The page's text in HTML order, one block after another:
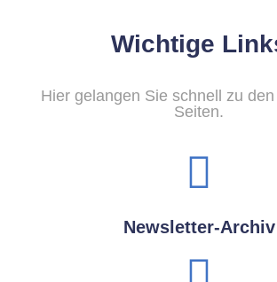
Wichtige
Hier gelangen Sie schnell zu
Seiten.
Newsletter-Archiv